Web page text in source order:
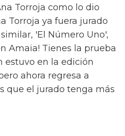
Torroja como lo dio
Torroja ya fuera jurado
'El Número Uno',
Amaia! Tienes la prueba
estuvo en la edición
ahora regresa a
que el jurado tenga más